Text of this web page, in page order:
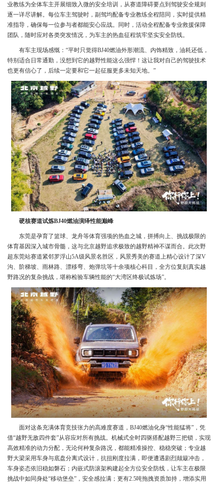
业教练为全体车主开展细致入微的安全培训，从赛道障碍要点到驾驶安全规则
逐一详尽讲解。每位车主驾驶时，副驾均配备专业教练全程陪同，实时提供精
准指导，确保每一位参与者都能安心应战。同时，活动全程配备专业救援保障
团队，随时应对各类突发情况，为车主的热血征程筑牢坚实安全防线。
有车主现场感慨：“平时只觉得BJ40燃油外形潮流、内饰精致，油耗还低，
特别适合日常通勤，没想到它的越野性能这么强悍！这让我对自己的驾驶技术
也更有信心了，后续一定要和它一起征服更多未知天地。”
硬核赛道试炼BJ40燃油演绎性能巅峰
东莞是孕育了篮球、龙舟等体育强项的热血之城，拼搏向上、挑战极限的
体育基因深入城市骨髓，这与北京越野追求极致的越野精神不谋而合。此次野
超东莞站赛道紧邻罗浮山5A级风景名胜区，风景秀美的赛道上精心设计了深V
沟、阶梯坡、雨林路、漂移弯、炮弹坑等十余项核心科目，全方位复刻真实越
野路况的复杂挑战，堪称检验车辆性能的“大湾区终极试炼场”。
面对这条充满体育竞技张力的高难度赛道，BJ40燃油化身“性能猛将”，凭
借“越野无敌四件套”从容应对所有挑战。机械式全时四驱搭配越野三把锁，实现
高效精准的动力分配，无论何种复杂路况，都能精准操控、稳稳突破；专业越
野大梁采用车身与底盘分离式设计，抗扭刚度拉满，即便遭遇剧烈颠簸冲击，
车身姿态依旧稳如磐石；内嵌式防滚架构建起全方位安全防线，让车主在极限
挑战中如同身处“移动堡垒”，安全感拉满；更有2.5吨拖拽资质加持，增添实用